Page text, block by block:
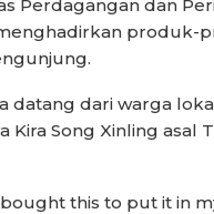
Perdagangan dan
produk-
datang dari warga
Kira Song Xinling
this to put it in